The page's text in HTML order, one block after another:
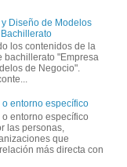
y Diseño de Modelos
los contenidos de la
bachillerato "Empresa
de Negocio".
o entorno específico
entorno específico
las personas,
que
más directa con